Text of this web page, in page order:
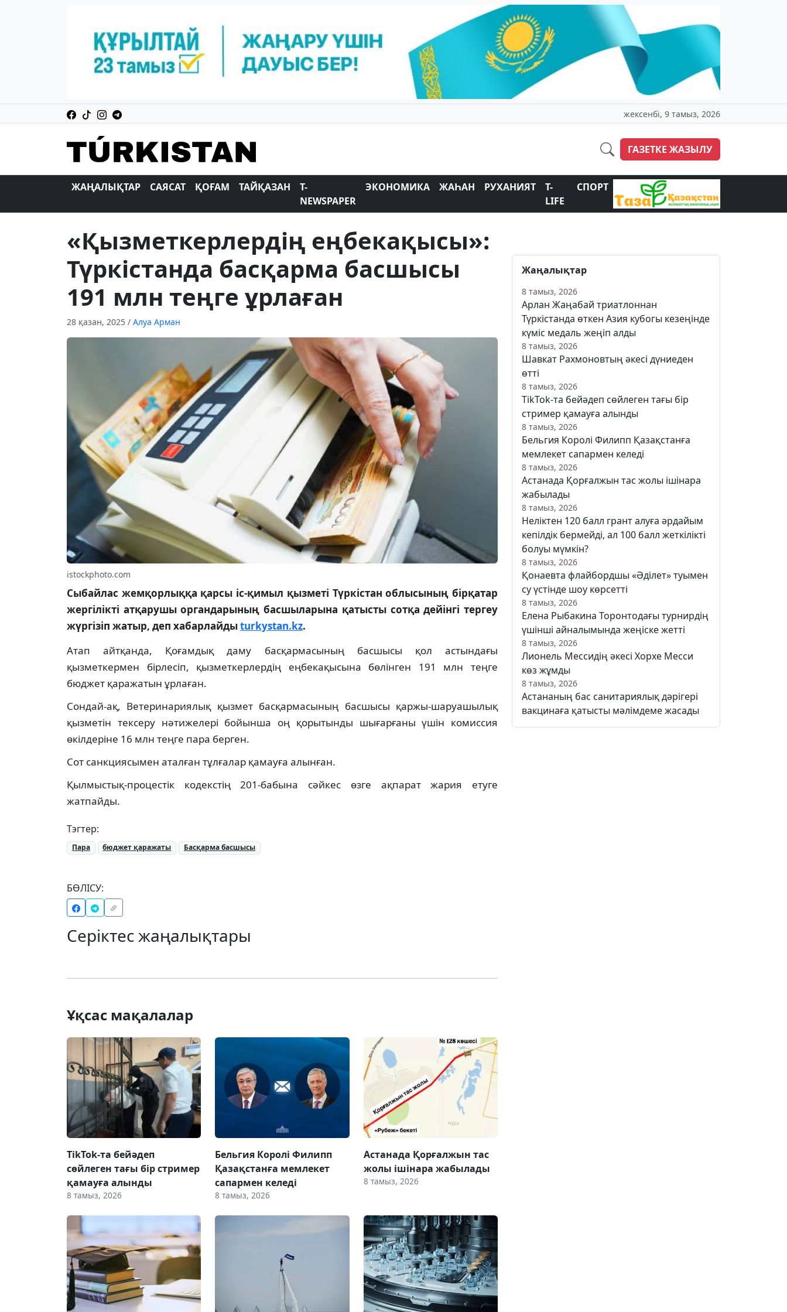
жексенбі, 9 тамыз, 2026
ГАЗЕТКЕ ЖАЗЫЛУ
ЖАҢАЛЫҚТАР САЯСАТ ҚОҒАМ ТАЙҚАЗАН
T-
NEWSPAPER
ЭКОНОМИКА ЖАҺАН РУХАНИЯТ
T-
LIFE
СПОРТ
«Қызметкерлердің еңбекақысы»:
Түркістанда басқарма басшысы
191 млн теңге ұрлаған
28 қазан, 2025 / Алуа Арман
istockphoto.com
Сыбайлас жемқорлыққа қарсы іс-қимыл қызметі Түркістан облысының бірқатар
жергілікті атқарушы органдарының басшыларына қатысты сотқа дейінгі тергеу
жүргізіп жатыр, деп хабарлайдыturkystan.kz.
Атап айтқанда, Қоғамдық даму басқармасының басшысы қол астындағы
қызметкермен бірлесіп, қызметкерлердің еңбекақысына бөлінген 191 млн теңге
бюджет қаражатын ұрлаған.
Сондай-ақ, Ветеринариялық қызмет басқармасының басшысы қаржы-шаруашылық
қызметін тексеру нәтижелері бойынша оң қорытынды шығарғаны үшін комиссия
өкілдеріне 16 млн теңге пара берген.
Сот санкциясымен аталған тұлғалар қамауға алынған.
Қылмыстық-процестік кодекстің 201-бабына сәйкес өзге ақпарат жария етуге
жатпайды.
Тэгтер:
Пара бюджет қаражаты Басқарма басшысы
БӨЛІСУ:
Серіктес жаңалықтары
Ұқсас мақалалар
TikTok-та бейәдеп
сөйлеген тағы бір стример
қамауға алынды
8 тамыз, 2026
Бельгия Королі Филипп
Қазақстанға мемлекет
сапармен келеді
8 тамыз, 2026
Астанада Қорғалжын тас
жолы ішінара жабылады
8 тамыз, 2026
Жаңалықтар
8 тамыз, 2026
Арлан Жаңабай триатлоннан
Түркістанда өткен Азия кубогы кезеңінде
күміс медаль жеңіп алды
8 тамыз, 2026
Шавкат Рахмоновтың әкесі дүниеден
өтті
8 тамыз, 2026
TikTok-та бейәдеп сөйлеген тағы бір
стример қамауға алынды
8 тамыз, 2026
Бельгия Королі Филипп Қазақстанға
мемлекет сапармен келеді
8 тамыз, 2026
Астанада Қорғалжын тас жолы ішінара
жабылады
8 тамыз, 2026
Неліктен 120 балл грант алуға әрдайым
кепілдік бермейді, ал 100 балл жеткілікті
болуы мүмкін?
8 тамыз, 2026
Қонаевта флайбордшы «Әділет» туымен
су үстінде шоу көрсетті
8 тамыз, 2026
Елена Рыбакина Торонтодағы турнирдің
үшінші айналымында жеңіске жетті
8 тамыз, 2026
Лионель Мессидің әкесі Хорхе Месси
көз жұмды
8 тамыз, 2026
Астананың бас санитариялық дәрігері
вакцинаға қатысты мәлімдеме жасады